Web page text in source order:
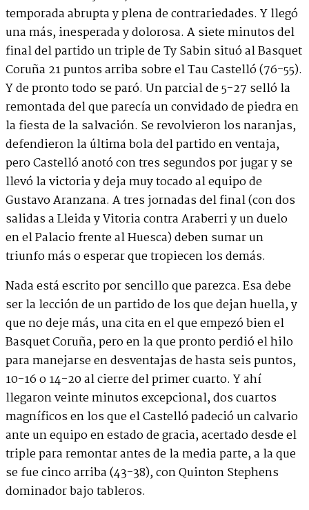
temporada abrupta y plena de contrariedades. Y llegó
una más, inesperada y dolorosa. A siete minutos del
final del partido un triple de Ty Sabin situó al Basquet
Coruña 21 puntos arriba sobre el Tau Castelló (76-55).
Y de pronto todo se paró. Un parcial de 5-27 selló la
remontada del que parecía un convidado de piedra en
la fiesta de la salvación. Se revolvieron los naranjas,
defendieron la última bola del partido en ventaja,
pero Castelló anotó con tres segundos por jugar y se
llevó la victoria y deja muy tocado al equipo de
Gustavo Aranzana. A tres jornadas del final (con dos
salidas a Lleida y Vitoria contra Araberri y un duelo
en el Palacio frente al Huesca) deben sumar un
triunfo más o esperar que tropiecen los demás.
Nada está escrito por sencillo que parezca. Esa debe
ser la lección de un partido de los que dejan huella, y
que no deje más, una cita en el que empezó bien el
Basquet Coruña, pero en la que pronto perdió el hilo
para manejarse en desventajas de hasta seis puntos,
10-16 o 14-20 al cierre del primer cuarto. Y ahí
llegaron veinte minutos excepcional, dos cuartos
magníficos en los que el Castelló padeció un calvario
ante un equipo en estado de gracia, acertado desde el
triple para remontar antes de la media parte, a la que
se fue cinco arriba (43-38), con Quinton Stephens
dominador bajo tableros.